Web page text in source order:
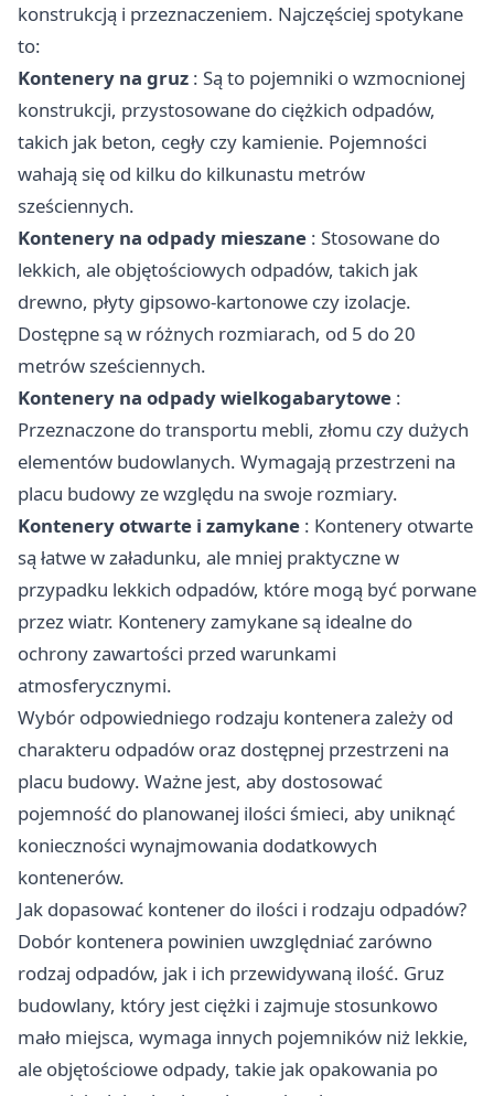
konstrukcją i przeznaczeniem. Najczęściej spotykane
to:
Kontenery na gruz : Są to pojemniki o wzmocnionej
konstrukcji, przystosowane do ciężkich odpadów,
takich jak beton, cegły czy kamienie. Pojemności
wahają się od kilku do kilkunastu metrów
sześciennych.
Kontenery na odpady mieszane : Stosowane do
lekkich, ale objętościowych odpadów, takich jak
drewno, płyty gipsowo-kartonowe czy izolacje.
Dostępne są w różnych rozmiarach, od 5 do 20
metrów sześciennych.
Kontenery na odpady wielkogabarytowe :
Przeznaczone do transportu mebli, złomu czy dużych
elementów budowlanych. Wymagają przestrzeni na
placu budowy ze względu na swoje rozmiary.
Kontenery otwarte i zamykane : Kontenery otwarte
są łatwe w załadunku, ale mniej praktyczne w
przypadku lekkich odpadów, które mogą być porwane
przez wiatr. Kontenery zamykane są idealne do
ochrony zawartości przed warunkami
atmosferycznymi.
Wybór odpowiedniego rodzaju kontenera zależy od
charakteru odpadów oraz dostępnej przestrzeni na
placu budowy. Ważne jest, aby dostosować
pojemność do planowanej ilości śmieci, aby uniknąć
konieczności wynajmowania dodatkowych
kontenerów.
Jak dopasować kontener do ilości i rodzaju odpadów?
Dobór kontenera powinien uwzględniać zarówno
rodzaj odpadów, jak i ich przewidywaną ilość. Gruz
budowlany, który jest ciężki i zajmuje stosunkowo
mało miejsca, wymaga innych pojemników niż lekkie,
ale objętościowe odpady, takie jak opakowania po